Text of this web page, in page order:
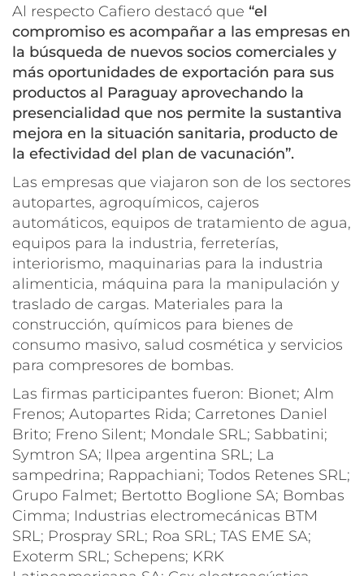
Al respecto Cafiero destacó que “el
compromiso es acompañar a las empresas en
la búsqueda de nuevos socios comerciales y
más oportunidades de exportación para sus
productos al Paraguay aprovechando la
presencialidad que nos permite la sustantiva
mejora en la situación sanitaria, producto de
la efectividad del plan de vacunación”.
Las empresas que viajaron son de los sectores
autopartes, agroquímicos, cajeros
automáticos, equipos de tratamiento de agua,
equipos para la industria, ferreterías,
interiorismo, maquinarias para la industria
alimenticia, máquina para la manipulación y
traslado de cargas. Materiales para la
construcción, químicos para bienes de
consumo masivo, salud cosmética y servicios
para compresores de bombas.
Las firmas participantes fueron: Bionet; Alm
Frenos; Autopartes Rida; Carretones Daniel
Brito; Freno Silent; Mondale SRL; Sabbatini;
Symtron SA; Ilpea argentina SRL; La
sampedrina; Rappachiani; Todos Retenes SRL;
Grupo Falmet; Bertotto Boglione SA; Bombas
Cimma; Industrias electromecánicas BTM
SRL; Prospray SRL; Roa SRL; TAS EME SA;
Exoterm SRL; Schepens; KRK